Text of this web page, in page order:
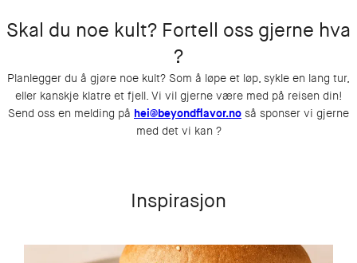
Skal du noe kult? Fortell oss gjerne hva
?
Planlegger du å gjøre noe kult? Som å løpe et løp, sykle en lang tur,
eller kanskje klatre et fjell. Vi vil gjerne være med på reisen din!
Send oss en melding på hei@beyondflavor.no så sponser vi gjerne
med det vi kan ?
Inspirasjon